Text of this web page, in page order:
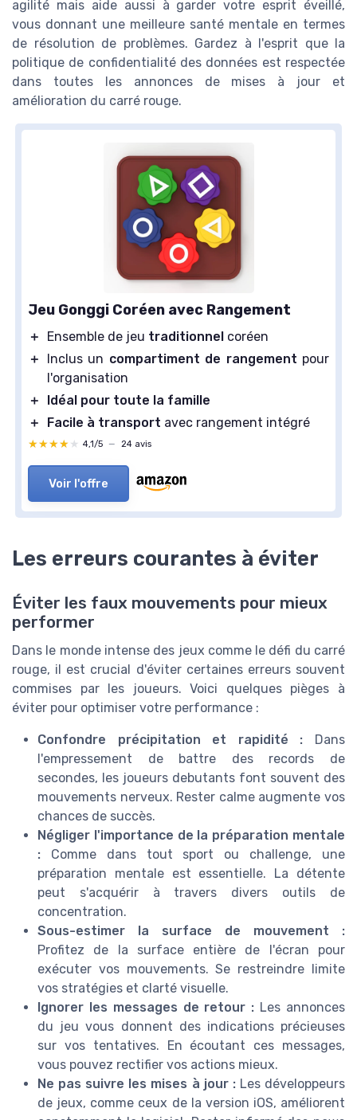
agilité mais aide aussi à garder votre esprit éveillé,
vous donnant une meilleure santé mentale en termes
de résolution de problèmes. Gardez à l'esprit que la
politique de confidentialité des données est respectée
dans toutes les annonces de mises à jour et
amélioration du carré rouge.
Jeu Gonggi Coréen avec Rangement
＋ Ensemble de jeu traditionnel coréen
＋
Inclus un compartiment de rangement pour
l'organisation
＋
Idéal pour toute la famille
＋
Facile à transport avec rangement intégré
★★★★★
★★★★★ 4,1/5 — 24 avis
Voir l'offre
Les erreurs courantes à éviter
Éviter les faux mouvements pour mieux
performer
Dans le monde intense des jeux comme le défi du carré
rouge, il est crucial d'éviter certaines erreurs souvent
commises par les joueurs. Voici quelques pièges à
éviter pour optimiser votre performance :
Confondre précipitation et rapidité : Dans
l'empressement de battre des records de
secondes, les joueurs debutants font souvent des
mouvements nerveux. Rester calme augmente vos
chances de succès.
Négliger l'importance de la préparation mentale
: Comme dans tout sport ou challenge, une
préparation mentale est essentielle. La détente
peut s'acquérir à travers divers outils de
concentration.
Sous-estimer la surface de mouvement :
Profitez de la surface entière de l'écran pour
exécuter vos mouvements. Se restreindre limite
vos stratégies et clarté visuelle.
Ignorer les messages de retour : Les annonces
du jeu vous donnent des indications précieuses
sur vos tentatives. En écoutant ces messages,
vous pouvez rectifier vos actions mieux.
Ne pas suivre les mises à jour :Les développeurs
de jeux, comme ceux de la version iOS, améliorent